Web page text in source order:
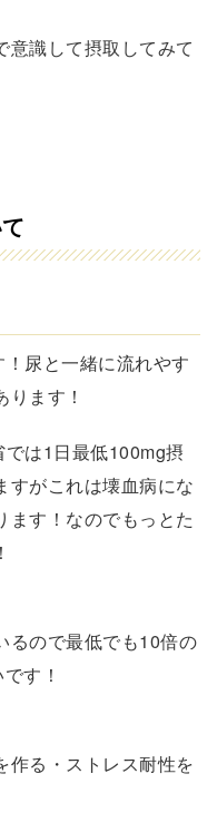
意識して摂取してみて
尿と一緒に流れやす
ます！
は1日最低100mg摂
すがこれは壊血病にな
ます！なのでもっとた
るので最低でも10倍の
す！
作る・ストレス耐性を